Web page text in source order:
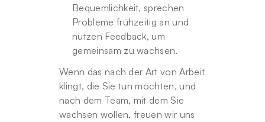
Bequemlichkeit, sprechen
Probleme frühzeitig an und
nutzen Feedback, um
gemeinsam zu wachsen.
Wenn das nach der Art von Arbeit
klingt, die Sie tun möchten, und
nach dem Team, mit dem Sie
wachsen wollen, freuen wir uns